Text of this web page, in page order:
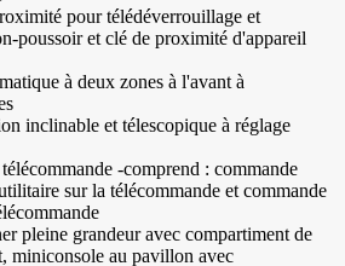
pour télédéverrouillage et
poussoir et clé de proximité d'appareil
à deux zones à l'avant à
inclinable et télescopique à réglage
-comprend : commande
sur la télécommande et commande
pleine grandeur avec compartiment de
miniconsole au pavillon avec